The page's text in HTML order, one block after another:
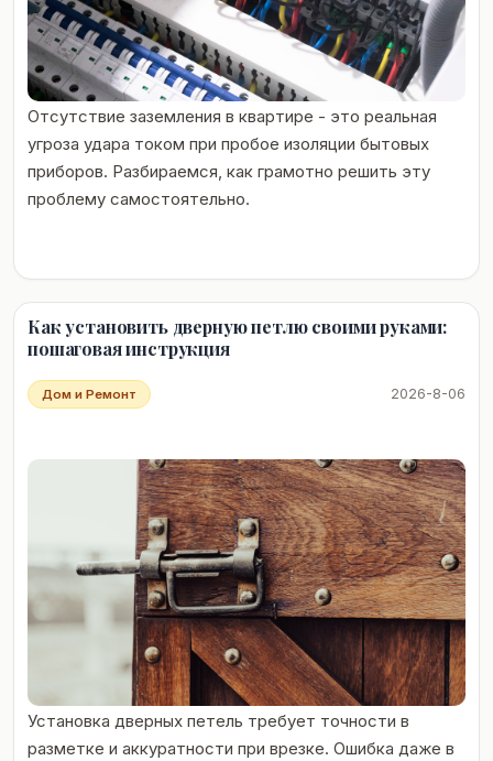
Отсутствие заземления в квартире - это реальная
угроза удара током при пробое изоляции бытовых
приборов. Разбираемся, как грамотно решить эту
проблему самостоятельно.
Как установить дверную петлю своими руками:
пошаговая инструкция
2026-8-06
Дом и Ремонт
Установка дверных петель требует точности в
разметке и аккуратности при врезке. Ошибка даже в